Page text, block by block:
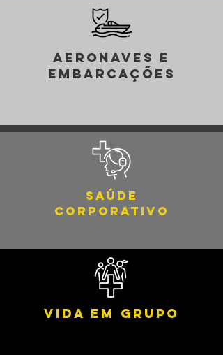
Aeronaves e
Embarcações
Saúde
Corporativo
Vida em Grupo